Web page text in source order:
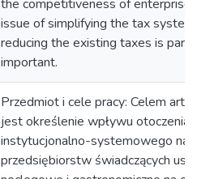
the competitiveness of
issue of simplifying the tax
reducing the existing taxes is
important.
Przedmiot i cele pracy: Celem
jest określenie wpływu otoczenia
instytucjonalno-systemowego na
przedsiębiorstw świadczących